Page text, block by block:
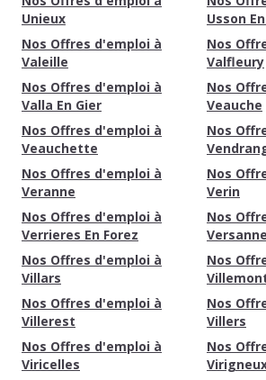
Unieux
Usson
Nos Offres d'emploi à
Valeille
Nos
Valfleury
Nos Offres d'emploi à
Valla En Gier
Nos
Veauche
Nos Offres d'emploi à
Veauchette
Nos
Nos Offres d'emploi à
Veranne
Nos
Verin
Nos Offres d'emploi à
Verrieres En Forez
Nos
Versanne
Nos Offres d'emploi à
Villars
Nos
Nos Offres d'emploi à
Villerest
Nos
Villers
Nos Offres d'emploi à
Viricelles
Nos